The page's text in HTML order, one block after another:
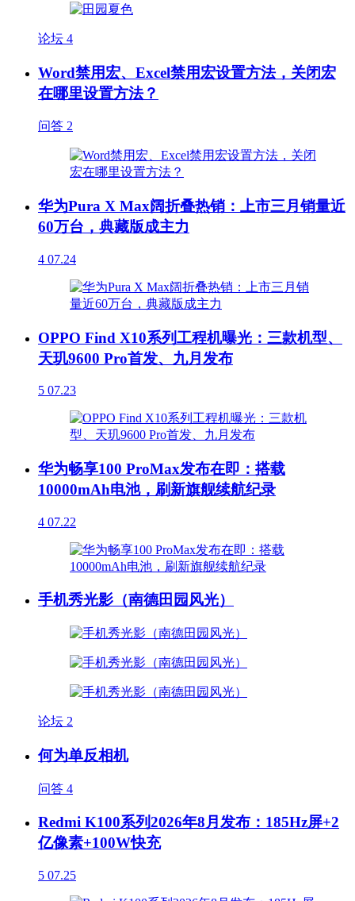
论坛 4
Word禁用宏、Excel禁用宏设置方法，关闭宏
在哪里设置方法？
问答 2
华为Pura X Max阔折叠热销：上市三月销量近
60万台，典藏版成主力
4 07.24
OPPO Find X10系列工程机曝光：三款机型、
天玑9600 Pro首发、九月发布
5 07.23
华为畅享100 ProMax发布在即：搭载
10000mAh电池，刷新旗舰续航纪录
4 07.22
手机秀光影（南德田园风光）
论坛 2
何为单反相机
问答 4
Redmi K100系列2026年8月发布：185Hz屏+2
亿像素+100W快充
5 07.25